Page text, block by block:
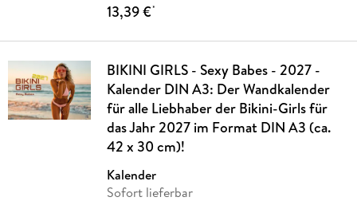
13,39 €*
BIKINI GIRLS - Sexy Babes - 2027 -
Kalender DIN A3: Der Wandkalender
für alle Liebhaber der Bikini-Girls für
das Jahr 2027 im Format DIN A3 (ca.
42 x 30 cm)!
Kalender
Sofort lieferbar